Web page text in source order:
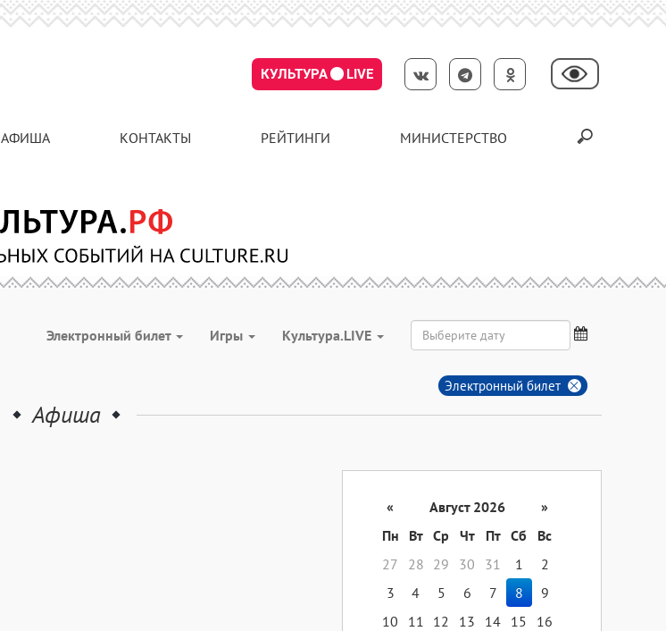
КУЛЬТУРА LIVE
АФИША КОНТАКТЫ РЕЙТИНГИ МИНИСТЕРСТВО
Электронный билет Игры Культура.LIVE
Электронный билет
Афиша
« Август 2026
»
Пн
Вт Ср Чт Пт Сб
Вс
27
28 29 30 31 1
2
3
4 5 6 7 8
9
10
11 12 13 14 15
16